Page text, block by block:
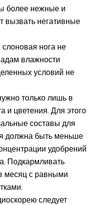
более нежные и
вызвать негативные
нога не
влажности
условий не
только лишь в
и цветения. Для этого
составы для
должна быть меньше
удобрений
Подкармливать
месяц с равными
следует